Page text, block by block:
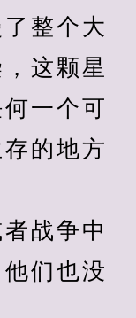
整个大
这颗星
一个可
的地方
战争中
们也没